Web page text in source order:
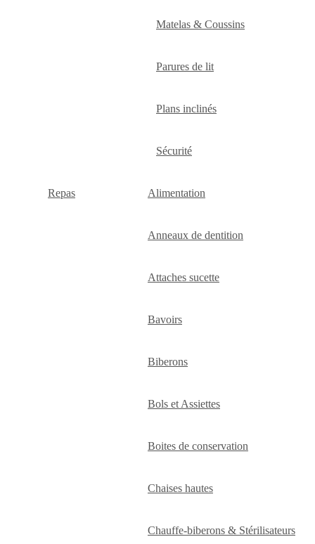
Matelas & Coussins
Parures de lit
Plans inclinés
Sécurité
Repas Alimentation
Anneaux de dentition
Attaches sucette
Bavoirs
Biberons
Bols et Assiettes
Boites de conservation
Chaises hautes
Chauffe-biberons & Stérilisateurs